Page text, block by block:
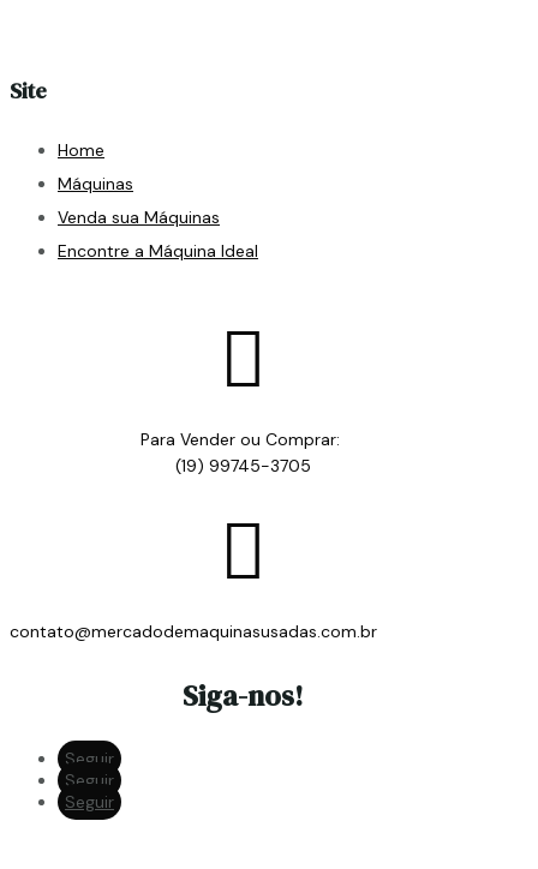
Site
Home
Máquinas
Venda sua Máquinas
Encontre a Máquina Ideal

Para Vender ou Comprar:
(19) 99745-3705

contato@mercadodemaquinasusadas.com.br
Siga-nos!
Seguir
Seguir
Seguir